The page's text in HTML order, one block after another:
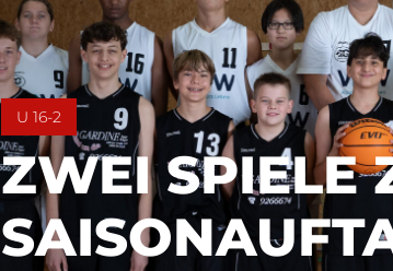
U 16-2
ZWEI SPIELE